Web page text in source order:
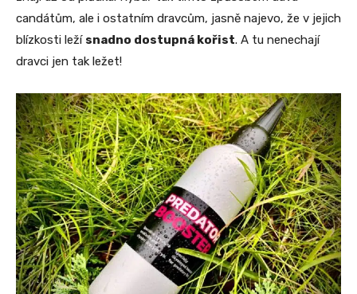
candátům, ale i ostatním dravcům, jasně najevo, že v jejich
blízkosti leží snadno dostupná kořist. A tu nenechají
dravci jen tak ležet!